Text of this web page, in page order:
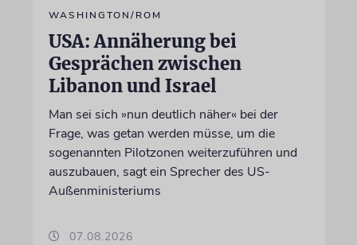
WASHINGTON/ROM
USA: Annäherung bei
Gesprächen zwischen
Libanon und Israel
Man sei sich »nun deutlich näher« bei der
Frage, was getan werden müsse, um die
sogenannten Pilotzonen weiterzuführen und
auszubauen, sagt ein Sprecher des US-
Außenministeriums
07.08.2026